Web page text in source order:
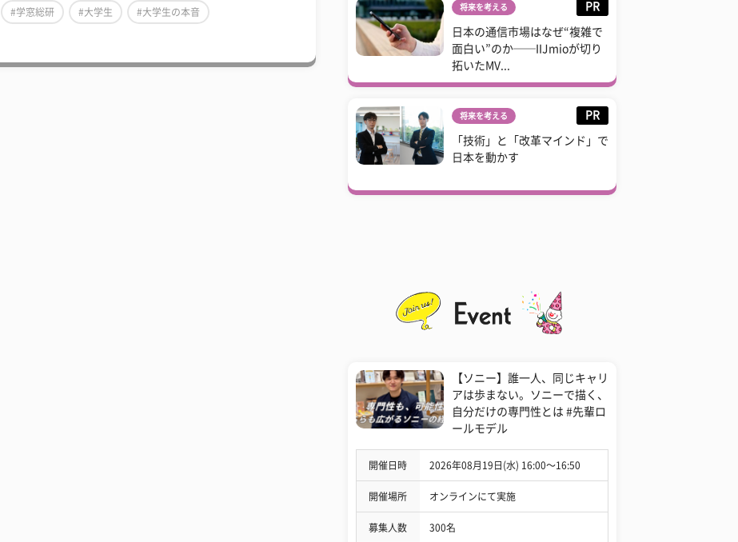
#学窓総研 #大学生 #大学生の本音 将来を考える PR
日本の通信市場はなぜ“複雑で
面白い”のか──IIJmioが切り
拓いたMV...
将来を考える PR
「技術」と「改革マインド」で
日本を動かす
【ソニー】誰一人、同じキャリ
アは歩まない。ソニーで描く、
自分だけの専門性とは #先輩ロ
ールモデル
開催日時 2026年08月19日(水) 16:00〜16:50
開催場所 オンラインにて実施
募集人数 300名